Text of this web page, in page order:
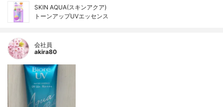
SKIN AQUA(スキンアクア)
トーンアップUVエッセンス
会社員
akira80